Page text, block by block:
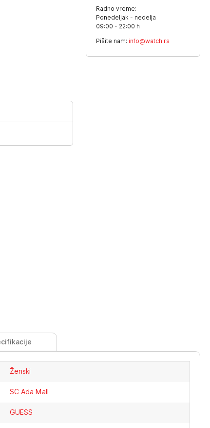
Radno vreme:
Ponedeljak - nedelja
09:00 - 22:00 h
Pišite nam: info@watch.rs
Ženski
SC Ada Mall
GUESS